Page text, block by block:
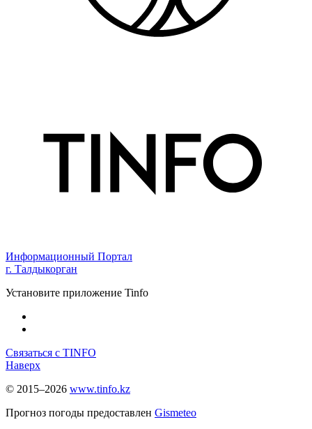
Информационный Портал
г. Талдыкорган
Установите приложение Tinfo
Связаться с TINFO
Наверх
© 2015–2026 www.tinfo.kz
Прогноз погоды предоставлен Gismeteo